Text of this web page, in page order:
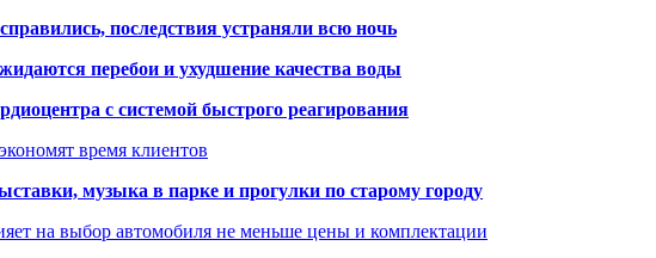
последствия устраняли всю ночь
перебои и ухудшение качества воды
с системой быстрого реагирования
время клиентов
музыка в парке и прогулки по старому городу
на выбор автомобиля не меньше цены и комплектации